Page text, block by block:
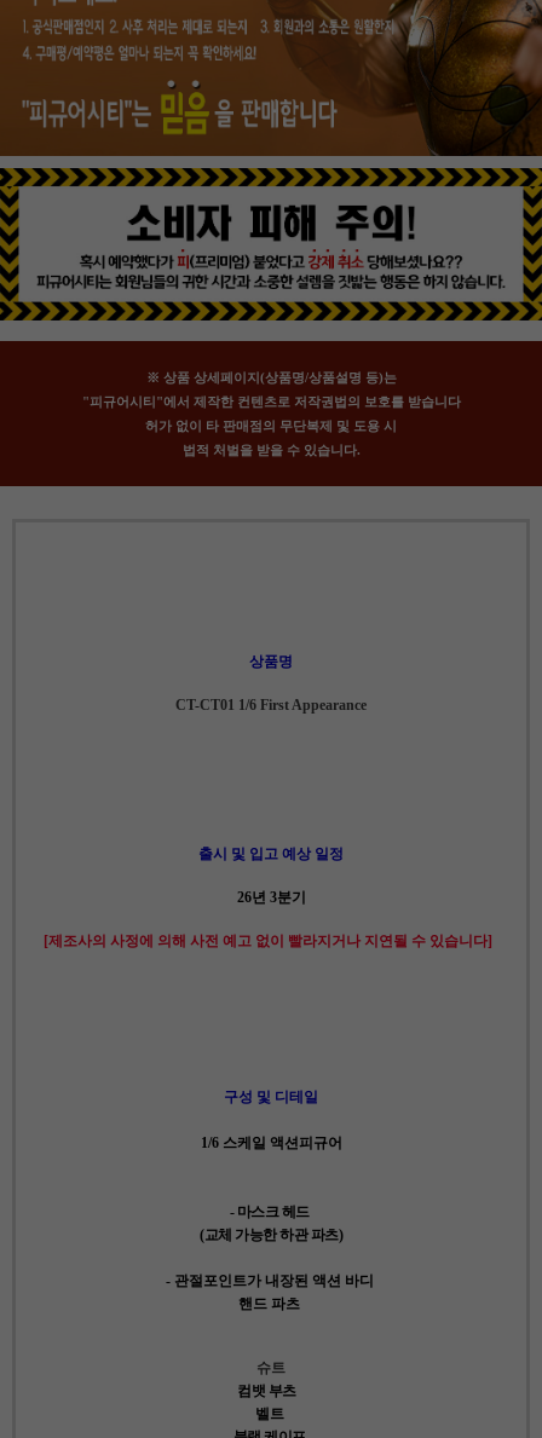
※ 상품 상세페이지(상품명/상품설명 등)는
"피규어시티"에서 제작한 컨텐츠로 저작권법의 보호를 받습니다
허가 없이 타 판매점의 무단복제 및 도용 시
법적 처벌을 받을 수 있습니다.
상품명
CT-CT01 1/6 First Appearance
출시 및 입고 예상 일정
26년 3분기
[제조사의 사정에 의해 사전 예고 없이 빨라지거나 지연될 수 있습니다]
구성 및 디테일
1/6 스케일 액션피규어
- 마스크 헤드
(교체 가능한 하관 파츠)
- 관절포인트가 내장된 액션 바디
핸드 파츠
슈트
컴뱃 부츠
벨트